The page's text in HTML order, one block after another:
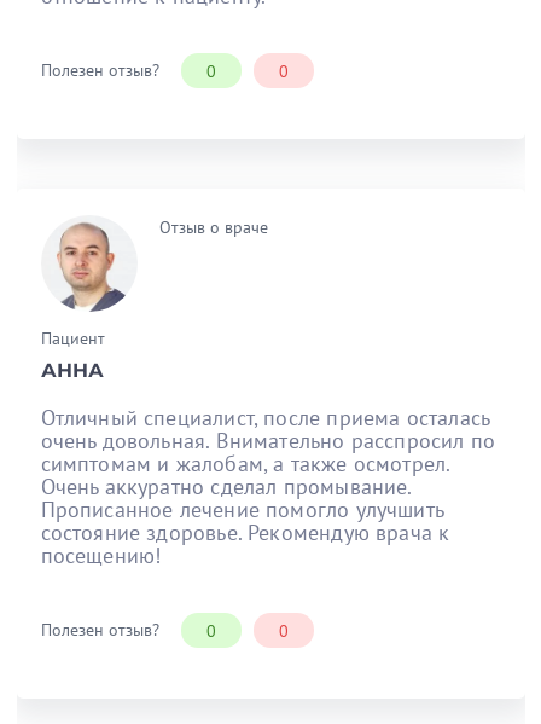
Полезен отзыв? 0 0
Отзыв о враче
Пациент
АННА
Отличный специалист, после приема осталась
очень довольная. Внимательно расспросил по
симптомам и жалобам, а также осмотрел.
Очень аккуратно сделал промывание.
Прописанное лечение помогло улучшить
состояние здоровье. Рекомендую врача к
посещению!
Полезен отзыв? 0 0